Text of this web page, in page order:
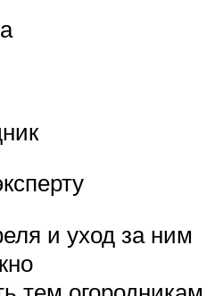
и уход за ним